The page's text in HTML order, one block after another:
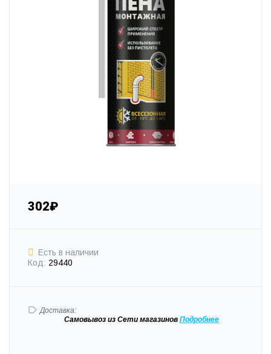
302₽
Есть в наличии
Код: 29440
Доставка:
Самовывоз из Сети магазинов Подробнее